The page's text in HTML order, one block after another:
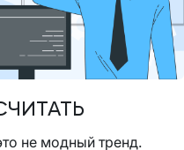
не модный тренд.